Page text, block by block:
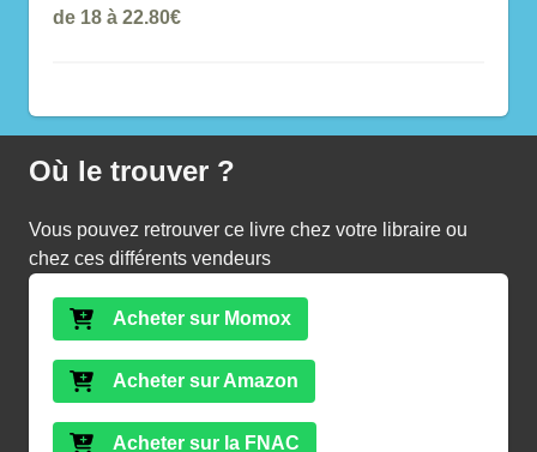
de 18 à 22.80€
Où le trouver ?
Vous pouvez retrouver ce livre chez votre libraire ou
chez ces différents vendeurs
Acheter sur Momox
Acheter sur Amazon
Acheter sur la FNAC